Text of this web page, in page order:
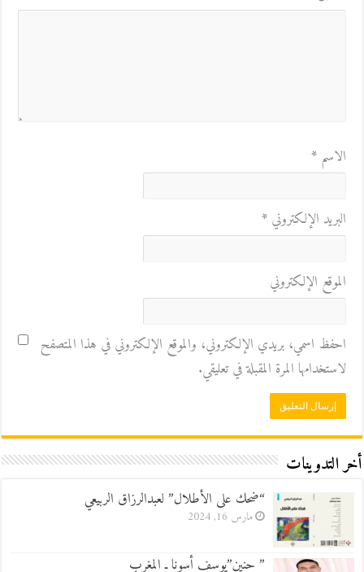
الاسم*
البريد الإلكتروني*
الموقع الإلكتروني
احفظ اسمي، بريدي الإلكتروني، والموقع الإلكتروني في هذا المتصفح
لاستخدامها المرة المقبلة في تعليقي.
أخر التدوينات
“ضحك على الأطلال” لعبدالرزاق الربيعي
مارس 16, 2024
” حنين”يوسف أسونا ـ المغرب